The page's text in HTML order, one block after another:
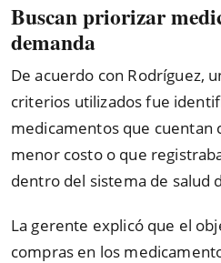
Buscan priorizar
demanda
De acuerdo con Rodríguez,
criterios utilizados fue
medicamentos que cuentan
menor costo o que
dentro del sistema de salud
La gerente explicó que el
compras en los